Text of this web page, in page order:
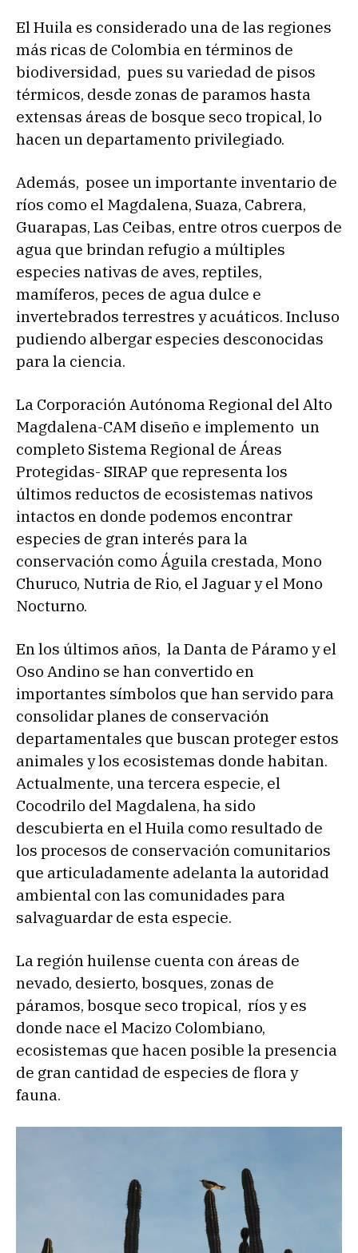
El Huila es considerado una de las regiones
más ricas de Colombia en términos de
biodiversidad, pues su variedad de pisos
térmicos, desde zonas de paramos hasta
extensas áreas de bosque seco tropical, lo
hacen un departamento privilegiado.
Además, posee un importante inventario de
ríos como el Magdalena, Suaza, Cabrera,
Guarapas, Las Ceibas, entre otros cuerpos de
agua que brindan refugio a múltiples
especies nativas de aves, reptiles,
mamíferos, peces de agua dulce e
invertebrados terrestres y acuáticos. Incluso
pudiendo albergar especies desconocidas
para la ciencia.
La Corporación Autónoma Regional del Alto
Magdalena-CAM diseño e implemento un
completo Sistema Regional de Áreas
Protegidas- SIRAP que representa los
últimos reductos de ecosistemas nativos
intactos en donde podemos encontrar
especies de gran interés para la
conservación como Águila crestada, Mono
Churuco, Nutria de Rio, el Jaguar y el Mono
Nocturno.
En los últimos años, la Danta de Páramo y el
Oso Andino se han convertido en
importantes símbolos que han servido para
consolidar planes de conservación
departamentales que buscan proteger estos
animales y los ecosistemas donde habitan.
Actualmente, una tercera especie, el
Cocodrilo del Magdalena, ha sido
descubierta en el Huila como resultado de
los procesos de conservación comunitarios
que articuladamente adelanta la autoridad
ambiental con las comunidades para
salvaguardar de esta especie.
La región huilense cuenta con áreas de
nevado, desierto, bosques, zonas de
páramos, bosque seco tropical, ríos y es
donde nace el Macizo Colombiano,
ecosistemas que hacen posible la presencia
de gran cantidad de especies de flora y
fauna.